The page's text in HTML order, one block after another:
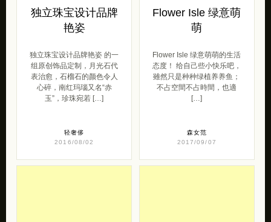
独立珠宝设计品牌
艳姿
独立珠宝设计品牌艳姿 的一
组原创饰品定制，月光石代
表治愈，石榴石的颜色令人
心碎，南红玛瑙又名“赤
玉”，珍珠宛若 […]
轻奢侈
2016/08/02
Flower Isle 绿意萌
萌
Flower Isle 绿意萌萌的生活
态度！ 给自己些小快乐吧，
雖然只是种种绿植养养鱼；
不占空間不占時間，也適
[…]
森女范
2017/09/07